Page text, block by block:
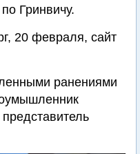
Гринвичу.
20 февраля, сайт
ранениями